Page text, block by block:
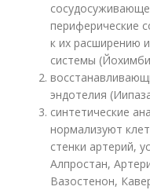
периферические
к их расширению
системы
эндотелия
синтетические
нормализуют
стенки артерий,
Алпростан,
Вазостенон,